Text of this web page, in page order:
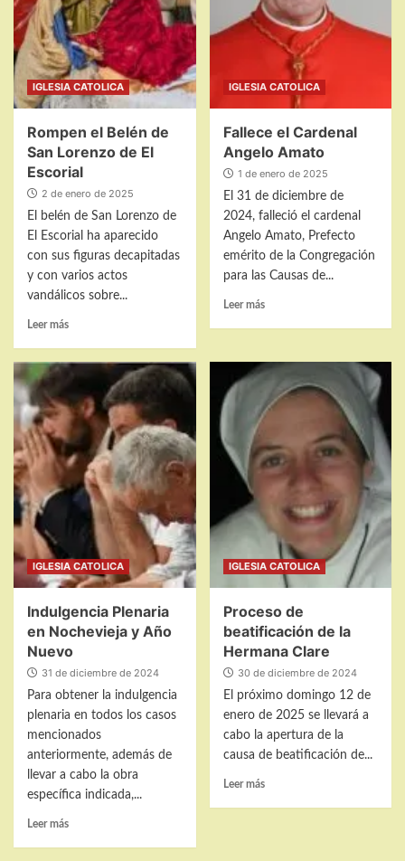
Jubileo
2025
IGLESIA CATOLICA
Rompen el Belén de
San Lorenzo de El
Escorial
2 de enero de 2025
El belén de San Lorenzo de
El Escorial ha aparecido
con sus figuras decapitadas
y con varios actos
vandálicos sobre...
Leer másLeer
Rompen
Belén
San
Lorenzo
El
Escorial
IGLESIA CATOLICA
Fallece el Cardenal
Angelo Amato
1 de enero de 2025
El 31 de diciembre de
2024, falleció el cardenal
Angelo Amato, Prefecto
emérito de la Congregación
para las Causas de...
Leer másLeer
el
Cardenal
Angelo
IGLESIA CATOLICA
Indulgencia Plenaria
en Nochevieja y Año
Nuevo
31 de diciembre de 2024
Para obtener la indulgencia
plenaria en todos los casos
mencionados
anteriormente, además de
llevar a cabo la obra
específica indicada,...
Leer másLeer
IGLESIA CATOLICA
Proceso de
beatificación de la
Hermana Clare
30 de diciembre de 2024
El próximo domingo 12 de
enero de 2025 se llevará a
cabo la apertura de la
causa de beatificación de...
Leer másLeer